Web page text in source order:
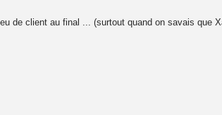
de client au final ... (surtout quand on savais que